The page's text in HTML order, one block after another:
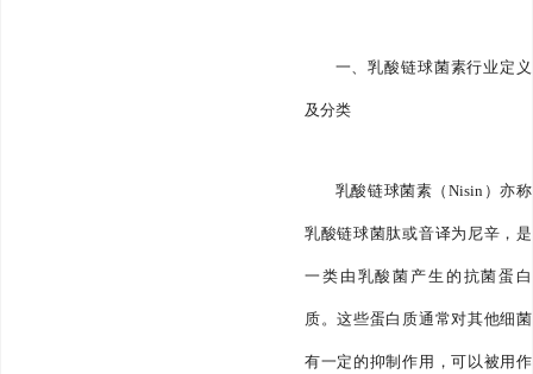
一、乳酸链球菌素行业定义
及分类
乳酸链球菌素（Nisin）亦称
乳酸链球菌肽或音译为尼辛，是
一类由乳酸菌产生的抗菌蛋白
质。这些蛋白质通常对其他细菌
有一定的抑制作用，可以被用作